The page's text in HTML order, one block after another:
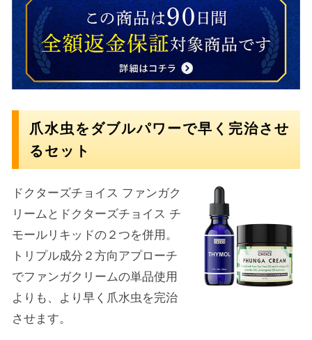
爪水虫をダブルパワーで早く完治させ
るセット
ドクターズチョイス ファンガク
リームとドクターズチョイス チ
モールリキッドの２つを併用。
トリプル成分２方向アプローチ
でファンガクリームの単品使用
よりも、より早く爪水虫を完治
させます。